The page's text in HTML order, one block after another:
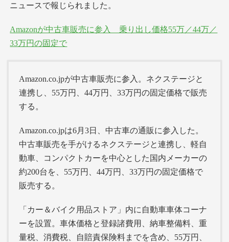
ニュースで報じられました。
Amazonが中古車販売に参入 乗り出し価格55万／44万／
33万円の固定で
Amazon.co.jpが中古車販売に参入。ネクステージと
連携し、55万円、44万円、33万円の固定価格で販売
する。
Amazon.co.jpは6月3日、中古車の通販に参入した。
中古車販売を手がけるネクステージと連携し、軽自
動車、コンパクトカーを中心とした国内メーカーの
約200台を、55万円、44万円、33万円の固定価格で
販売する。
「カー＆バイク用品ストア」内に自動車車体コーナ
ーを設置。車体価格と登録諸費用、納車整備料、重
量税、消費税、自賠責保険料までを含め、55万円、